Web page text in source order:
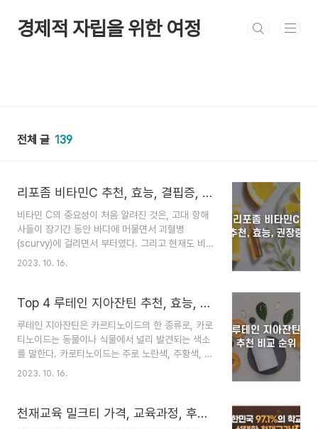
경제적 자립을 위한 여정
전체 글 139
리포좀 비타민C 추천, 효능, 결핍증, 하루 권장량 (리포좀 뜻, 메가도스 차이점)
비타민 C의 중요성이 처음 알려진 것은, 고대 항해
사들이 장기간 동안 바다에 머물면서 괴혈병
(scurvy)에 걸리면서 부터였다. 그리고 현재도 비
타민 C의 중요성은 두말할 필요도 없을 정도로 널
우들이 많다. 또한 비타민C는 수용성에 해당하기
지 못하고 소변으로 모두 배출되게 된다. 그래서 이
러한 문제점을 보완하고자 나타난 것이 '메가도스
요법'과 '리포좀 비타민C'이다. 따라서 이번 글에서
는 이와 관련한 정확한 정보들을 알아보고, 리포좀
비타민C 결핍증으로 인해..
2023. 10. 16.
Top 4 루테인 지아잔틴 추천, 효능, 복용법 (함량 비교)
루테인 지아잔틴은 카르티노이드의 한 종류로, 카로
티노이드는 동물이나 식물에서 널리 발견되는 색소
를 말한다. 카로티노이드는 주로 노란색, 주황색, 빨
간색 등의 색상을 지닌 식품에서 발견이 되는데, 우
간단한 상식과 추천 제품 5가지를 정리해보려 한다.
2023. 10. 16.
천재교육 밀크티 가격, 교육과정, 후기, 무료체험 (초등 중학 고등)